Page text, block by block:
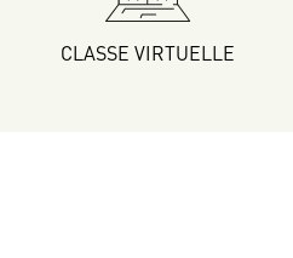
CLASSE VIRTUELLE